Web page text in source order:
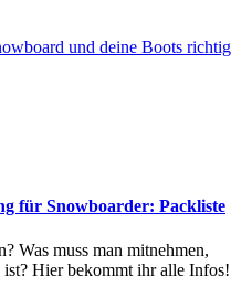
und deine Boots richtig
für Snowboarder: Packliste
Was muss man mitnehmen,
Hier bekommt ihr alle Infos!